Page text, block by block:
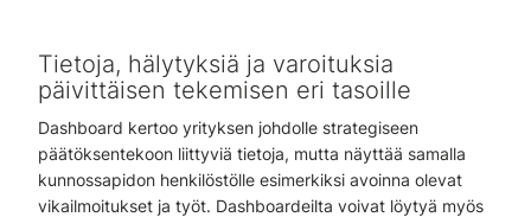
Tietoja, hälytyksiä ja varoituksia
päivittäisen tekemisen eri tasoille
Dashboard kertoo yrityksen johdolle strategiseen
päätöksentekoon liittyviä tietoja, mutta näyttää samalla
kunnossapidon henkilöstölle esimerkiksi avoinna olevat
vikailmoitukset ja työt. Dashboardeilta voivat löytyä myös